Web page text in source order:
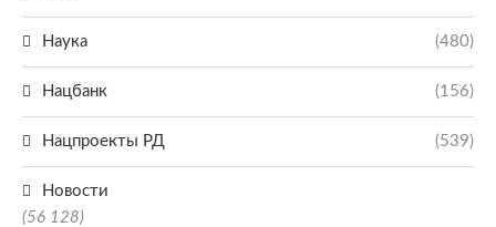
Наука (480)
Нацбанк (156)
Нацпроекты РД (539)
Новости
(56 128)